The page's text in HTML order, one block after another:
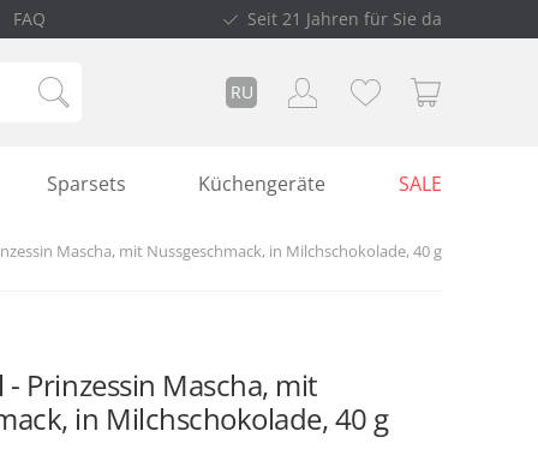
FAQ Seit 21 Jahren für Sie da
RU
Sparsets Küchengeräte SALE
Mascha, mit Nussgeschmack, in Milchschokolade, 40 g
- Prinzessin Mascha, mit
in Milchschokolade, 40 g